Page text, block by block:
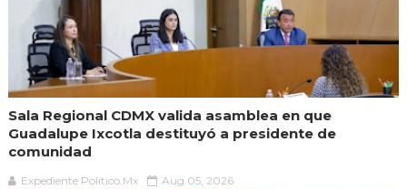
Sala Regional CDMX valida asamblea en que
Guadalupe Ixcotla destituyó a presidente de
comunidad
Expediente Político.Mx Aug 05, 2026